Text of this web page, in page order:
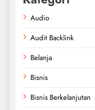
Audio
Audit Backlink
Belanja
Bisnis
Bisnis Berkelanjutan